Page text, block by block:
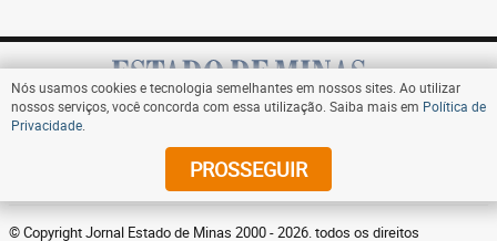
Assine
© Copyright Jornal Estado de Minas 2000 - 2026. todos os direitos
Nós usamos cookies e tecnologia semelhantes em nossos sites. Ao utilizar
nossos serviços, você concorda com essa utilização. Saiba mais em Política de
Privacidade
PROSSEGUIR